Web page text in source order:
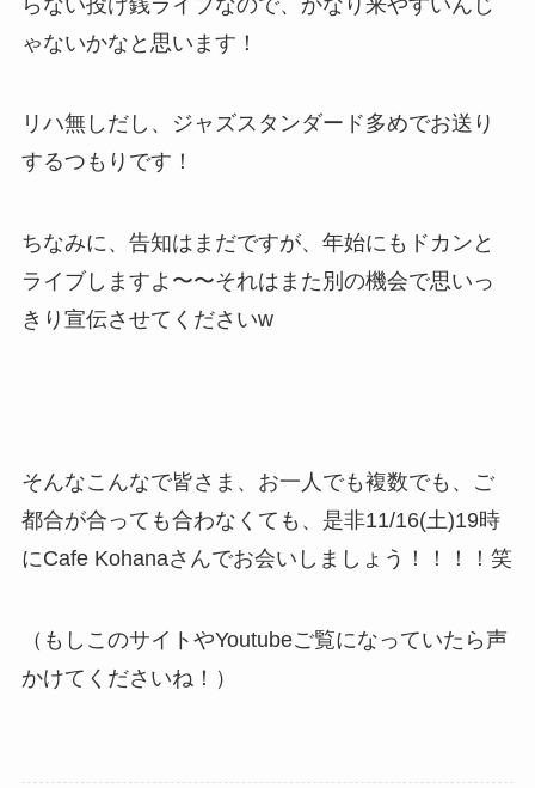
ゃないかなと思います！
リハ無しだし、ジャズスタンダード多めでお送り
するつもりです！
ちなみに、告知はまだですが、年始にもドカンと
ライブしますよ〜〜それはまた別の機会で思いっ
きり宣伝させてくださいw
そんなこんなで皆さま、お一人でも複数でも、ご
都合が合っても合わなくても、是非11/16(土)19時
にCafe Kohanaさんでお会いしましょう！！！！笑
（もしこのサイトやYoutubeご覧になっていたら声
かけてくださいね！）